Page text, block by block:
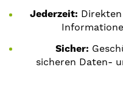
Jederzeit:
Sicher:
sicheren Daten-